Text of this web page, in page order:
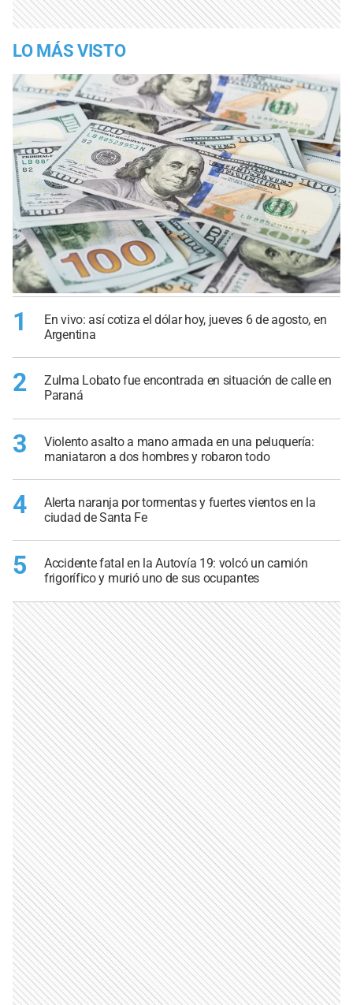
LO MÁS VISTO
1
En vivo: así cotiza el dólar hoy, jueves 6 de agosto, en
Argentina
2
Zulma Lobato fue encontrada en situación de calle en
Paraná
3
Violento asalto a mano armada en una peluquería:
maniataron a dos hombres y robaron todo
4
Alerta naranja por tormentas y fuertes vientos en la
ciudad de Santa Fe
5
Accidente fatal en la Autovía 19: volcó un camión
frigorífico y murió uno de sus ocupantes